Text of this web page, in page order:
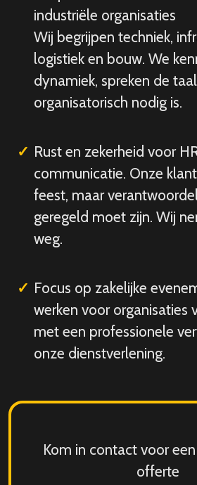
industriële organisaties
Wij begrijpen techniek,
logistiek en bouw. We
dynamiek, spreken de
organisatorisch nodig is.
Rust en zekerheid voor
communicatie. Onze
feest, maar
geregeld moet zijn. Wij
weg.
Focus op zakelijke
werken voor organisaties
met een professionele
onze dienstverlening.
Kom in contact voor
offerte